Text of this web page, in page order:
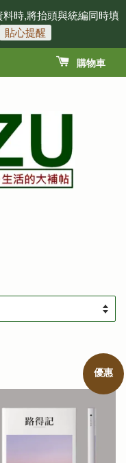
時,將抬頭與統編同時填
貼心提醒
購物車
優惠